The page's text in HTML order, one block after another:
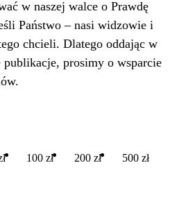
w naszej walce o Prawdę
Państwo – nasi widzowie i
chcieli. Dlatego oddając w
publikacje, prosimy o wsparcie
100 zł 200 zł 500 zł